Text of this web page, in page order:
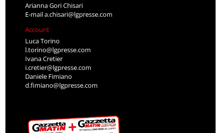
Arianna Gori Chisari
E-maila.chisari@lgpresse.com
Account
Luca Torino
l.torino@lgpresse.com
Ivana Cretier
i.cretier@lgpresse.com
Daniele Fimiano
d.fimiano@lgpresse.com